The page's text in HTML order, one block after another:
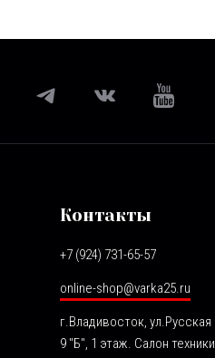
Контакты
+7 (924) 731-65-57
online-shop@varka25.ru
г.Владивосток, ул.Русская
9 "Б", 1 этаж. Салон техники